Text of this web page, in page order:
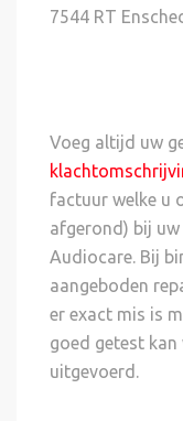
7544 RT
Voeg altijd uw
factuur welke u
afgerond) bij
Audiocare. Bij
aangeboden
er exact mis is
goed getest
uitgevoerd.